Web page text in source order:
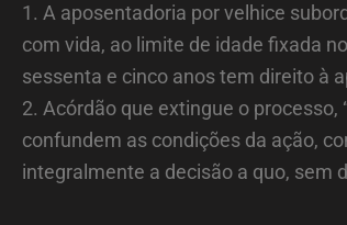
1. A aposentadoria por velhice
com vida, ao limite de idade fixada
sessenta e cinco anos tem direito à
2. Acórdão que extingue o
confundem as condições da ação,
integralmente a decisão a quo, sem